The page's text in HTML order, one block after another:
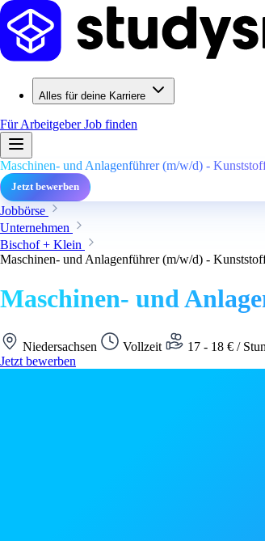
Alles für deine Karriere
Für ArbeitgeberJob finden
Maschinen- und Anlagenführer (m/w/d) -
Jetzt bewerben
Jobbörse
Unternehmen
Bischof + Klein
Maschinen- und Anlagenführer (m/w/d) -
Maschinen- und
Niedersachsen Vollzeit 17 - 18 € /
Jetzt bewerben